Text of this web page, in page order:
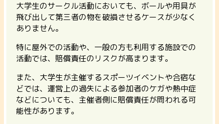
大学生のサークル活動においても、ボールや用具が
飛び出して第三者の物を破損させるケースが少なく
ありません。
特に屋外での活動や、一般の方も利用する施設での
活動では、賠償責任のリスクが高まります。
また、大学生が主催するスポーツイベントや合宿な
どでは、運営上の過失による参加者のケガや熱中症
などについても、主催者側に賠償責任が問われる可
能性があります。